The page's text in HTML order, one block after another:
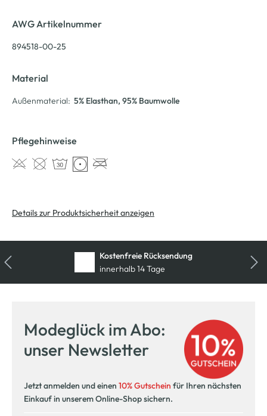
AWG Artikelnummer
894518-00-25
Material
Außenmaterial: 5% Elasthan, 95% Baumwolle
Pflegehinweise
Details zur Produktsicherheit anzeigen
Kostenfreie Rücksendung
innerhalb 14 Tage
Modeglück im Abo:
unser Newsletter
Jetzt anmelden und einen 10% Gutschein für Ihren nächsten
Einkauf in unserem Online-Shop sichern.